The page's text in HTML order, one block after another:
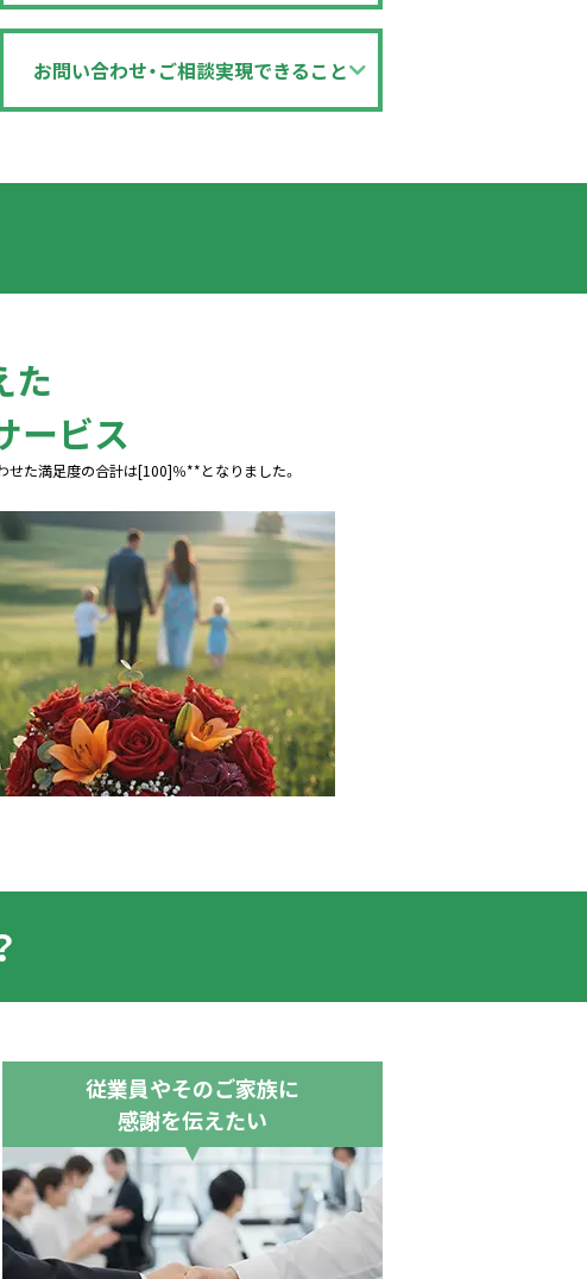
お問い合わせ・ご相談実現できること
た
ービス
せた満足度の合計は[100]％**となりました。
従業員やそのご家族に
感謝を伝えたい